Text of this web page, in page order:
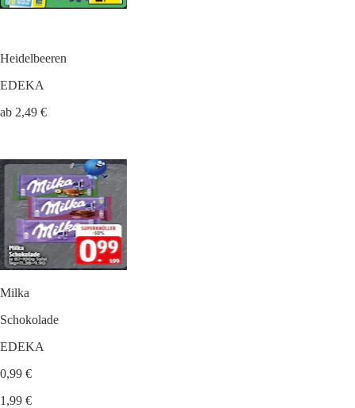
Heidelbeeren
EDEKA
ab 2,49 €
Milka
Schokolade
EDEKA
0,99 €
1,99 €